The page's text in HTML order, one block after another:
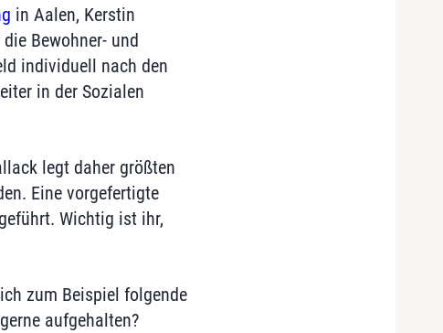
in Aalen, Kerstin
Bewohner- und
individuell nach den
in der Sozialen
legt daher größten
Eine vorgefertigte
Wichtig ist ihr,
zum Beispiel folgende
aufgehalten?